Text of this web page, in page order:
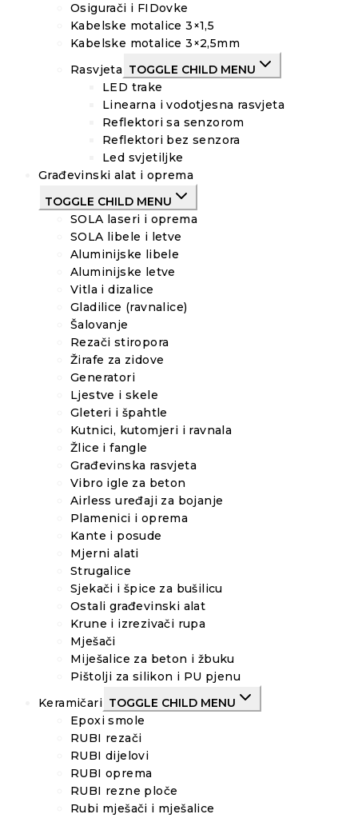
Osigurači i FIDovke
Kabelske motalice 3×1,5
Kabelske motalice 3×2,5mm
Rasvjeta TOGGLE CHILD MENU
LED trake
Linearna i vodotjesna rasvjeta
Reflektori sa senzorom
Reflektori bez senzora
Led svjetiljke
Građevinski alat i oprema
TOGGLE CHILD MENU
SOLA laseri i oprema
SOLA libele i letve
Aluminijske libele
Aluminijske letve
Vitla i dizalice
Gladilice (ravnalice)
Šalovanje
Rezači stiropora
Žirafe za zidove
Generatori
Ljestve i skele
Gleteri i špahtle
Kutnici, kutomjeri i ravnala
Žlice i fangle
Građevinska rasvjeta
Vibro igle za beton
Airless uređaji za bojanje
Plamenici i oprema
Kante i posude
Mjerni alati
Strugalice
Sjekači i špice za bušilicu
Ostali građevinski alat
Krune i izrezivači rupa
Mješači
Miješalice za beton i žbuku
Pištolji za silikon i PU pjenu
Keramičari TOGGLE CHILD MENU
Epoxi smole
RUBI rezači
RUBI dijelovi
RUBI oprema
RUBI rezne ploče
Rubi mješači i mješalice